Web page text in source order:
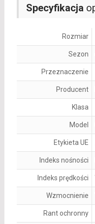
Specyfikacja
Rozmiar
Sezon
Przeznaczenie
Producent
Klasa
Model
Etykieta UE
Indeks nośności
Indeks prędkości
Wzmocnienie
Rant ochronny